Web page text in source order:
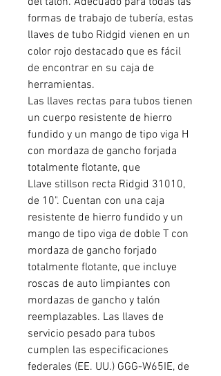
formas de trabajo de tubería, estas
llaves de tubo Ridgid vienen en un
color rojo destacado que es fácil
de encontrar en su caja de
herramientas.
Las llaves rectas para tubos tienen
un cuerpo resistente de hierro
fundido y un mango de tipo viga H
con mordaza de gancho forjada
totalmente flotante, que
Llave stillson recta Ridgid 31010,
de 10". Cuentan con una caja
resistente de hierro fundido y un
mango de tipo viga de doble T con
mordaza de gancho forjado
totalmente flotante, que incluye
roscas de auto limpiantes con
mordazas de gancho y talón
reemplazables. Las llaves de
servicio pesado para tubos
cumplen las especificaciones
federales (EE. UU.) GGG-W65IE, de